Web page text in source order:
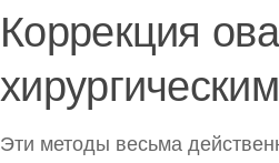
Коррекция
Эти методы весьма